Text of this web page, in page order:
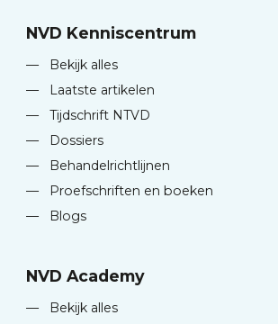
NVD Kenniscentrum
—
Bekijk alles
—
Laatste artikelen
—
Tijdschrift NTVD
—
Dossiers
—
Behandelrichtlijnen
—
Proefschriften en boeken
—
Blogs
NVD Academy
—
Bekijk alles